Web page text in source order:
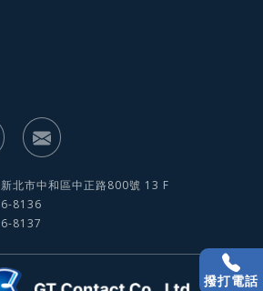
北市中和區中正路800號 13 F
8136
8137
撥打電話